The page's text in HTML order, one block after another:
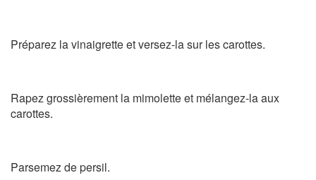
Préparez la vinaigrette et versez-la sur les carottes.
Rapez grossièrement la mimolette et mélangez-la aux
carottes.
Parsemez de persil.